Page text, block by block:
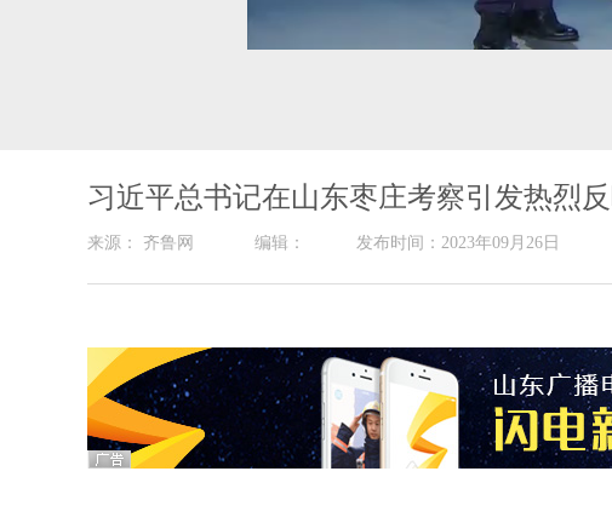
习近平总书记在山东枣庄考察引发热烈
来源： 齐鲁网 编辑： 发布时间：2023年09月26